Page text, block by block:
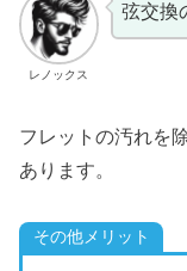
レノックス
弦交換
フレットの汚れを
あります。
その他メリット